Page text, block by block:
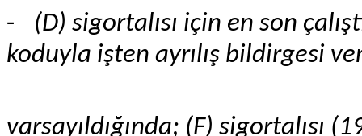
-
(D) sigortalısı için en son
koduyla işten ayrılış bildirgesi
varsayıldığında; (F) sigortalısı